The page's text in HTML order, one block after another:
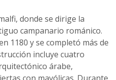
donde se dirige la
campanario románico.
1180 y se completó más de
incluye cuatro
árabe,
con mayólicas. Durante